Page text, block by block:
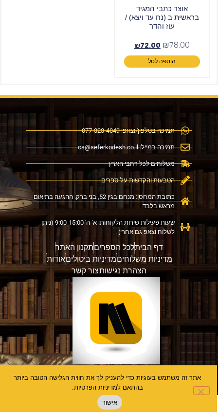
אוצר כתבי המגיד
בראשית ב (נח עד ויצא) /
עוז והדר
₪78.00
₪72.00
הוספה לסל
דף הביתלכל הספריםתקנון האתר
מדיניות משלוחיםמדיניות ביטוליםאודות
הצהרת נגישותצור קשר
תמיכה בטלפון/וצאפ: 077-323-4049
תמיכה במייל:cs@seferkodesh.co.il
משלוחים לכל רחבי הארץ
הטבעות והקדשות על ספרים
כתובת המחסן: מנחם בגין 52, בני ברק. ההגעה בתיאום
מראש בלבד
שעות פעילות שירות הלקוחות: א'-ה' 9:00-15:00 (ניתן
לשלוח וצאפ גם אחרי)
אתר זה משתמש בעוגיות כדי להעניק לך את חווית הגלישה הטובה ביותר
בהתאם למדיניות הפרטיות.
אישור
דברו איתנו